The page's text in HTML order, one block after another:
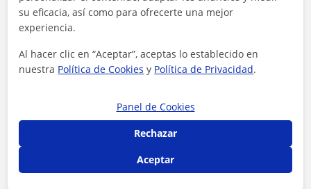
Contacta con los profesores mediante nuestra
11 €/h
Es el precio medio de las clases de Problemas
su eficacia, así como para ofrecerte una mejor
experiencia.
Al hacer clic en “Aceptar”, aceptas lo establecido en
nuestra Política de Cookies y Política de Privacidad.
Panel de Cookies
Rechazar
Aceptar